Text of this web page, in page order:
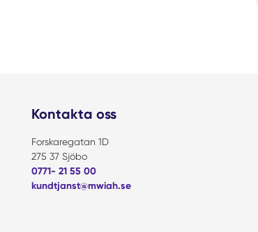
Kontakta oss
Forskaregatan 1D
275 37 Sjöbo
0771- 21 55 00
kundtjanst@mwiah.se